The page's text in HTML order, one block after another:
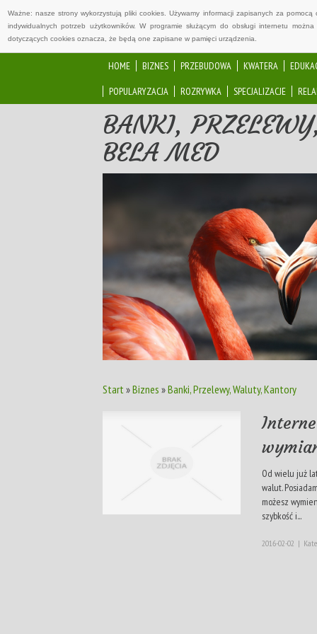
Ważne: nasze strony wykorzystują pliki cookies. Używamy informacji zapisanych za
indywidualnych potrzeb użytkowników. W programie służącym do obsługi internetu
dotyczących cookies oznacza, że będą one zapisane w pamięci urządzenia.
HOME BIZNES PRZEBUDOWA KWATERA
POPULARYZACJA
ROZRYWKA SPECJALIZACJE
BANKI,
BELA MED
Start »Biznes »Banki, Przelewy, Waluty, Kantory
Od wielu już
walut.
możesz
szybkość i...
2016-02-02 |